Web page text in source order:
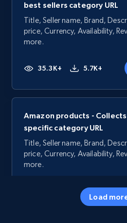
best sellers category URL
Title, Seller name, Brand,
price, Currency, Availability,
more.
35.3K+ 5.7K+
Amazon products -
specific category URL
Title, Seller name, Brand,
price, Currency, Availability,
more.
5.7K+
Load